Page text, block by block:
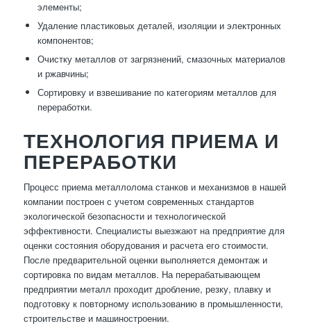
элементы;
Удаление пластиковых деталей, изоляции и электронных
компонентов;
Очистку металлов от загрязнений, смазочных материалов
и ржавчины;
Сортировку и взвешивание по категориям металлов для
переработки.
ТЕХНОЛОГИЯ ПРИЕМА И
ПЕРЕРАБОТКИ
Процесс приема металлолома станков и механизмов в нашей
компании построен с учетом современных стандартов
экологической безопасности и технологической
эффективности. Специалисты выезжают на предприятие для
оценки состояния оборудования и расчета его стоимости.
После предварительной оценки выполняется демонтаж и
сортировка по видам металлов. На перерабатывающем
предприятии металл проходит дробление, резку, плавку и
подготовку к повторному использованию в промышленности,
строительстве и машиностроении.